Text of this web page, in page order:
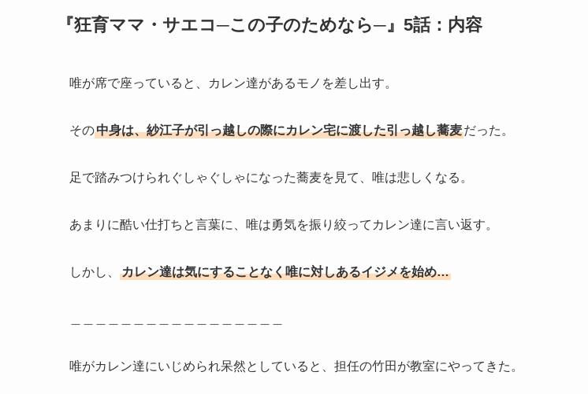
『狂育ママ・サエコ─この子のためなら─』5話：内容
唯が席で座っていると、カレン達があるモノを差し出す。
その中身は、紗江子が引っ越しの際にカレン宅に渡した引っ越し蕎麦だった。
足で踏みつけられぐしゃぐしゃになった蕎麦を見て、唯は悲しくなる。
あまりに酷い仕打ちと言葉に、唯は勇気を振り絞ってカレン達に言い返す。
しかし、 カレン達は気にすることなく唯に対しあるイジメを始め…
唯がカレン達にいじめられ呆然としていると、担任の竹田が教室にやってきた。